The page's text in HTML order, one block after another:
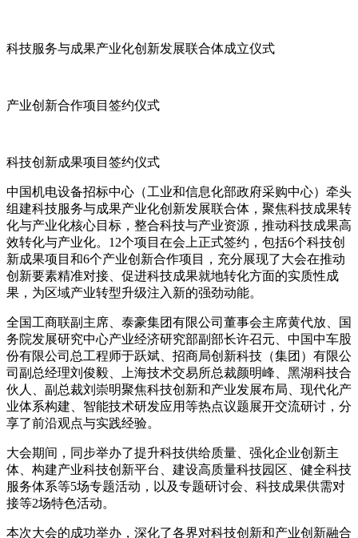
科技服务与成果产业化创新发展联合体成立仪式
产业创新合作项目签约仪式
科技创新成果项目签约仪式
中国机电设备招标中心（工业和信息化部政府采购中心）牵头
组建科技服务与成果产业化创新发展联合体，聚焦科技成果转
化与产业化核心目标，整合科技与产业资源，推动科技成果高
效转化与产业化。12个项目在会上正式签约，包括6个科技创
新成果项目和6个产业创新合作项目，充分展现了大会在推动
创新要素精准对接、促进科技成果就地转化方面的实质性成
果，为区域产业转型升级注入新的强劲动能。
全国工商联副主席、泰豪集团有限公司董事会主席黄代放、国
务院发展研究中心产业经济研究部副部长许召元、中国中车股
份有限公司总工程师于跃斌、招商局创新科技（集团）有限公
司副总经理刘俊毅、上海技术交易所总裁颜明峰、黑湖科技合
伙人、副总裁刘崇明聚焦科技创新和产业发展布局、现代化产
业体系构建、智能技术研发应用等热点议题展开交流研讨，分
享了前沿观点与实践经验。
大会期间，同步举办了提升科技供给质量、强化企业创新主
体、构建产业科技创新平台、建设高质量科技园区、健全科技
服务体系等5场专题活动，以及专题研讨会、科技成果供需对
接等2场特色活动。
本次大会的成功举办，深化了各界对科技创新和产业创新融合